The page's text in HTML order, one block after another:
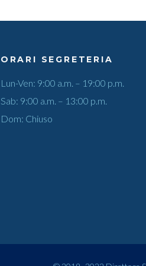
ORARI SEGRETERIA
Lun-Ven: 9:00 a.m. – 19:00 p.m.
Sab: 9:00 a.m. – 13:00 p.m.
Dom: Chiuso